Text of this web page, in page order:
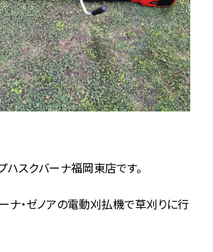
ハスクバーナ福岡東店です。
ナ・ゼノアの電動刈払機で草刈りに行